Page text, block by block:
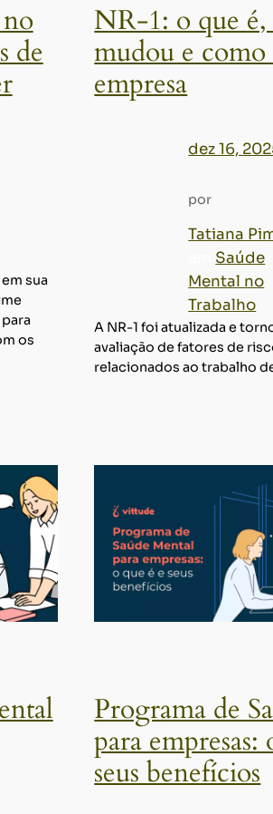
de
sua
os
NR-1: o que é,
mudou e como
empresa
dez 16,
por
Tatiana
Saúde
Mental no
Trabalho
A NR-1 foi atualizada e
avaliação de fatores de
relacionados ao trabalho
Programa de
para empresas:
seus benefícios